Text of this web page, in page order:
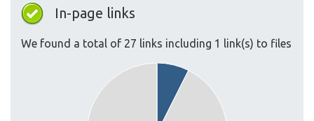
In-page links
We found a total of 27 links including 1 link(s) to files